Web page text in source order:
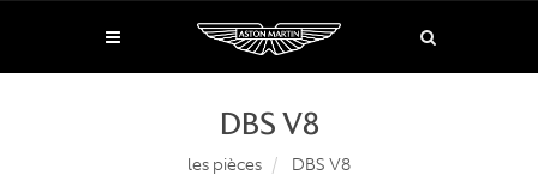
DBS V8
les pièces DBS V8